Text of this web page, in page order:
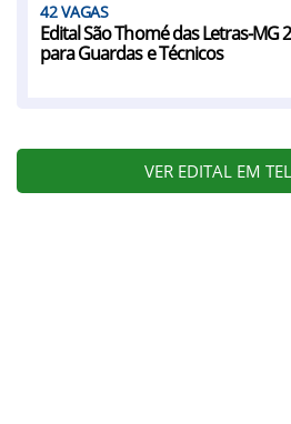
42
Edital São Thomé das Letras-MG
para Guardas e Técnicos
VER EDITAL EM